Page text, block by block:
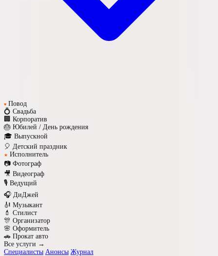
♥ Повод
💍 Свадьба
🏢 Корпоратив
🎂 Юбилей / День рождения
🎓 Выпускной
🎈 Детский праздник
★ Исполнитель
📷 Фотограф
🎥 Видеограф
🎙️ Ведущий
🎧 ДиДжей
🎻 Музыкант
💄 Стилист
🎊 Организатор
🌸 Оформитель
🚗 Прокат авто
Все услуги →
Специалисты Анонсы Журнал